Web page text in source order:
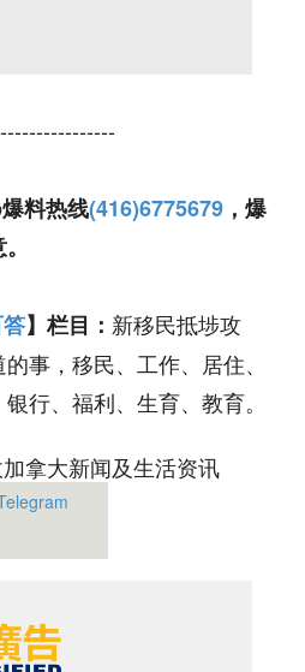
料热线(416)6775679 ，爆
】栏目： 新移民抵埗攻
事，移民、工作、居住、
行、福利、生育、教育。
拿大新闻及生活资讯